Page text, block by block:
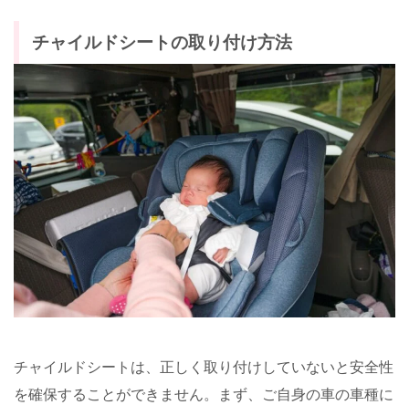
チャイルドシートの取り付け方法
チャイルドシートは、正しく取り付けしていないと安全性
を確保することができません。まず、ご自身の車の車種に